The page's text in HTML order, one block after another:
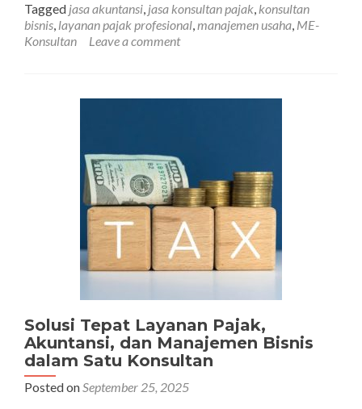
about
Jasa
Konsultan
dan
untuk
Pertumbuhan
Usaha
Tagged jasa akuntansi, jasa konsultan pajak, konsultan
bisnis, layanan pajak profesional,manajemen usaha, ME-
Konsultan
Leave a comment
Solusi Tepat Layanan Pajak,
Akuntansi, dan Manajemen Bisnis
dalam Satu Konsultan
Posted onSeptember 25, 2025